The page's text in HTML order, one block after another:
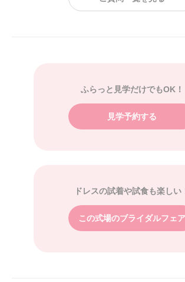
ふらっと見学だけでもOK！
見学予約する
ドレスの試着や試食も楽しい
この式場のブライダルフェア